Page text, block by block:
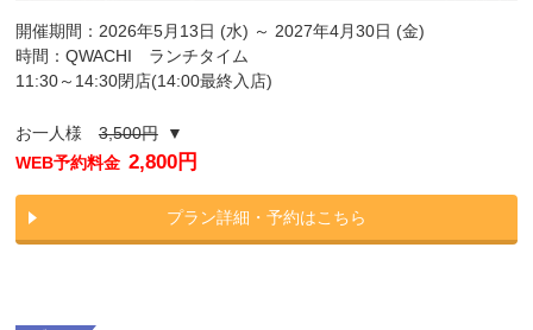
開催期間：2026年5月13日 (水) ～ 2027年4月30日 (金)
時間：QWACHI ランチタイム
11:30～14:30閉店(14:00最終入店)
お一人様3,500円▼
WEB予約料金 2,800円
プラン詳細・予約はこちら